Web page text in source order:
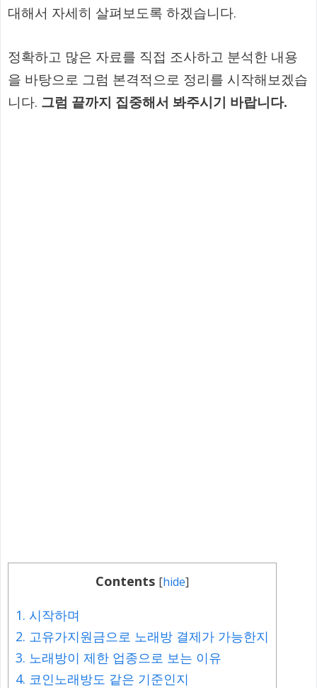
대해서 자세히 살펴보도록 하겠습니다.
정확하고 많은 자료를 직접 조사하고 분석한 내용
을 바탕으로 그럼 본격적으로 정리를 시작해보겠습
니다. 그럼 끝까지 집중해서 봐주시기 바랍니다.
Contents [hide]
1. 시작하며
2. 고유가지원금으로 노래방 결제가 가능한지
3. 노래방이 제한 업종으로 보는 이유
4. 코인노래방도 같은 기준인지